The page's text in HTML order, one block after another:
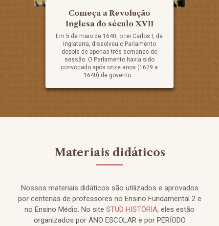
Começa a Revolução
Inglesa do século XVII
Em 5 de maio de 1640, o rei Carlos I, da
Inglaterra, dissolveu o Parlamento
depois de apenas três semanas de
sessão. O Parlamento havia sido
convocado após onze anos (1629 a
1640) de governo...
Materiais didáticos
Nossos materiais didáticos são utilizados e aprovados
por centenas de professores no Ensino Fundamental 2 e
no Ensino Médio. No site STUD HISTÓRIA, eles estão
organizados por ANO ESCOLAR e por PERÍODO